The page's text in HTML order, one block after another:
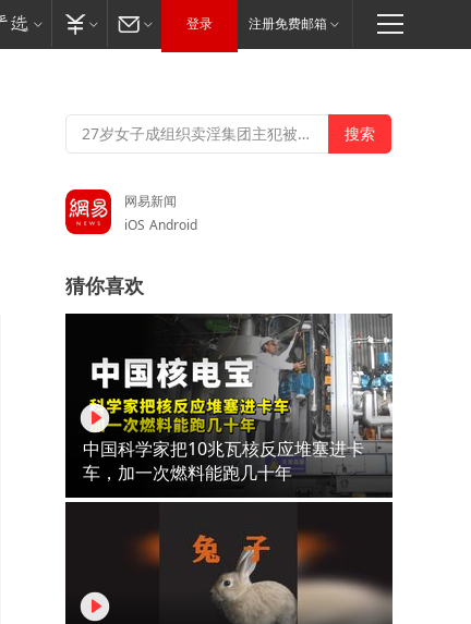
登录 注册免费邮箱
网易新闻
iOS Android
猜你喜欢
中国科学家把10兆瓦核反应堆塞进卡
车，加一次燃料能跑几十年